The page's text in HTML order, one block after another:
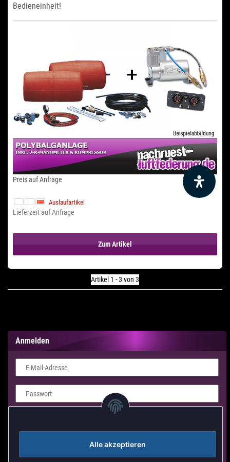
Alle akzeptieren
Bedieneinheit!
Preis auf Anfrage
Auslaufartikel
Lieferzeit auf Anfrage
Zum Artikel
Artikel 1 - 3 von 3
Anmelden
E-Mail-Adresse
Passwort
Anmelden